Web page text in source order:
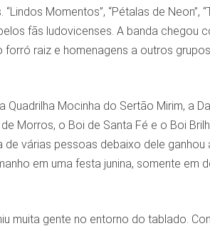
Momentos”, “Pétalas de Neon”,
fãs ludovicenses. A banda chegou
raiz e homenagens a outros
Mocinha do Sertão Mirim, a
Morros, o Boi de Santa Fé e o Boi
várias pessoas debaixo dele ganhou
em uma festa junina, somente em
muita gente no entorno do tablado.